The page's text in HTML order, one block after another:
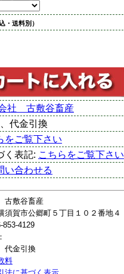
・送料別）
社 古敷谷畜産
代金引換
をご覧下さい
く表記: こちらをご覧下さい
い合わせる
敷谷畜産
須賀市公郷町５丁目１０２番地４
853-4129
代金引換
料
法に基づく表示